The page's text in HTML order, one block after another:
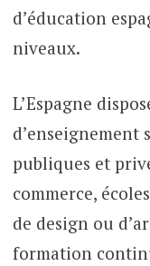
d’éducation
niveaux.
L’Espagne
publiques et
commerce,
de design ou
formation